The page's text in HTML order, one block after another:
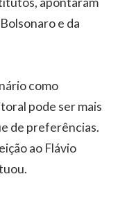
e da
como
pode ser mais
de preferências.
ao Flávio